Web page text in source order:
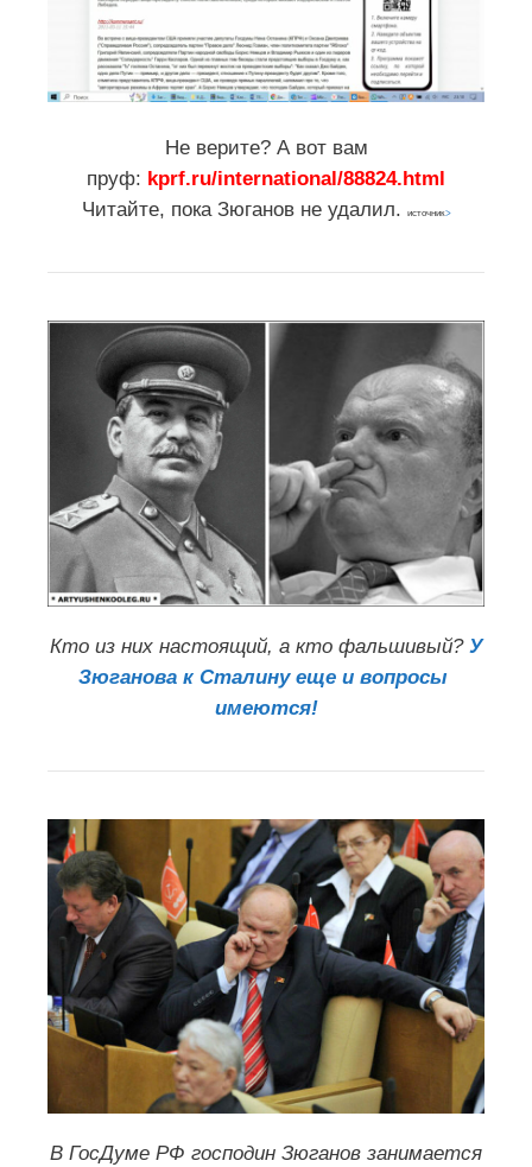
Не верите? А вот вам
пруф: kprf.ru/international/88824.html
Читайте, пока Зюганов не удалил.
источник>
Кто из них настоящий, а кто фальшивый? У
Зюганова к Сталину еще и вопросы
имеются!
В ГосДуме РФ господин Зюганов занимается